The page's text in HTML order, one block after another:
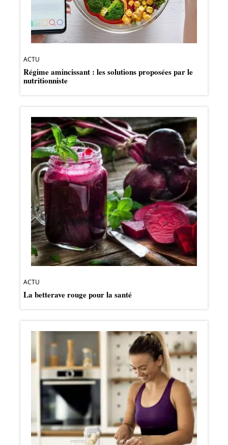
ACTU
Régime amincissant : les solutions proposées par le
nutritionniste
ACTU
La betterave rouge pour la santé